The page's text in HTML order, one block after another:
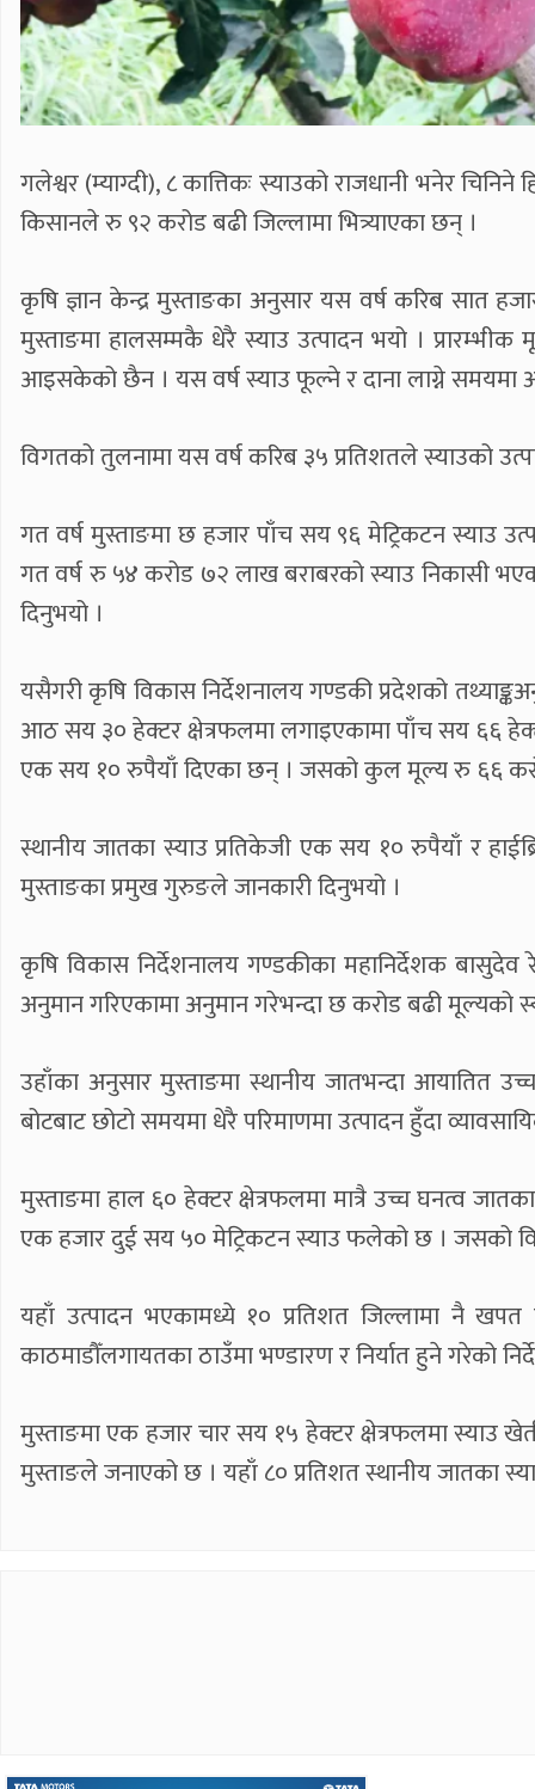
गलेश्वर (म्याग्दी), ८ कात्तिकः स्याउको राजधानी भनेर
किसानले रु ९२ करोड बढी जिल्लामा भित्र्याएका छन् ।
कृषि ज्ञान केन्द्र मुस्ताङका अनुसार यस वर्ष करिब सात
मुस्ताङमा हालसम्मकै धेरै स्याउ उत्पादन भयो । प्रारम्भीक
आइसकेको छैन । यस वर्ष स्याउ फूल्ने र दाना लाग्ने समयमा
विगतको तुलनामा यस वर्ष करिब ३५ प्रतिशतले स्याउको
गत वर्ष मुस्ताङमा छ हजार पाँच सय ९६ मेट्रिकटन स्याउ
गत वर्ष रु ५४ करोड ७२ लाख बराबरको स्याउ निकासी
दिनुभयो ।
यसैगरी कृषि विकास निर्देशनालय गण्डकी प्रदेशको
आठ सय ३० हेक्टर क्षेत्रफलमा लगाइएकामा पाँच सय ६६
एक सय १० रुपैयाँ दिएका छन् । जसको कुल मूल्य रु ६६
स्थानीय जातका स्याउ प्रतिकेजी एक सय १० रुपैयाँ र
मुस्ताङका प्रमुख गुरुङले जानकारी दिनुभयो ।
कृषि विकास निर्देशनालय गण्डकीका महानिर्देशक
अनुमान गरिएकामा अनुमान गरेभन्दा छ करोड बढी मूल्यको
उहाँका अनुसार मुस्ताङमा स्थानीय जातभन्दा आयातित
बोटबाट छोटो समयमा धेरै परिमाणमा उत्पादन हुँदा
मुस्ताङमा हाल ६० हेक्टर क्षेत्रफलमा मात्रै उच्च घनत्व
एक हजार दुई सय ५० मेट्रिकटन स्याउ फलेको छ । जसको
यहाँ उत्पादन भएकामध्ये १० प्रतिशत जिल्लामा नै खपत
काठमाडौँलगायतका ठाउँमा भण्डारण र निर्यात हुने गरेको
मुस्ताङमा एक हजार चार सय १५ हेक्टर क्षेत्रफलमा स्याउ
मुस्ताङले जनाएको छ । यहाँ ८० प्रतिशत स्थानीय जातका